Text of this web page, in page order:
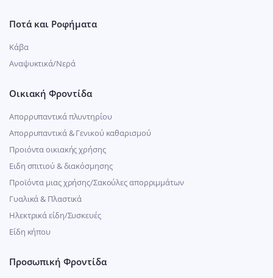
Ποτά και Ροφήματα
Κάβα
Αναψυκτικά/Νερά
Οικιακή Φροντίδα
Απορρυπαντικά πλυντηρίου
Απορρυπαντικά & Γενικού καθαρισμού
Προιόντα οικιακής χρήσης
Ειδη σπιτιού & διακόσμησης
Προϊόντα μιας χρήσης/Σακούλες απορριμμάτων
Γυαλικά & Πλαστικά
Ηλεκτρικά είδη/Συσκευές
Είδη κήπου
Προσωπική Φροντίδα